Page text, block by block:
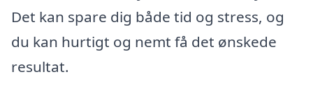
Det kan spare dig både tid og stress, og
du kan hurtigt og nemt få det ønskede
resultat.